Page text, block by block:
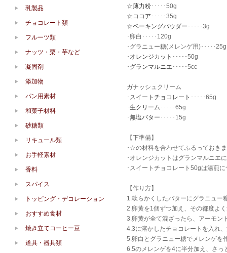
☆薄力粉･････50g
☆ココア ･････35g
☆ベーキングパウダー ･････3g
･卵白･････120g
･グラニュー糖(メレンゲ用)･････25g
･ オレンジカット ･････50g
･ グランマルニエ ･････5cc
ガナッシュクリーム
･ スイートチョコレート ･････65g
･生クリーム ･････65g
･無塩バター ･････15g
【下準備】
･☆の材料を合わせてふるっておき
･オレンジカットはグランマルニエ
･スイートチョコレート50gは湯煎
【作り方】
1.軟らかくしたバターにグラニュー
2.卵黄を1個ずつ加え、その都度よ
3.卵黄が全て混ざったら、アーモン
4.3に溶かしたチョコレートを入れ
5.卵白とグラニュー糖でメレンゲを
6.5のメレンゲを4に半分加え、さっ
乳製品
チョコレート類
フルーツ類
ナッツ・栗・芋など
凝固剤
添加物
パン用素材
和菓子材料
砂糖類
リキュール類
お手軽素材
香料
スパイス
トッピング・デコレーション
おすすめ食材
焼き立てコーヒー豆
道具・器具類